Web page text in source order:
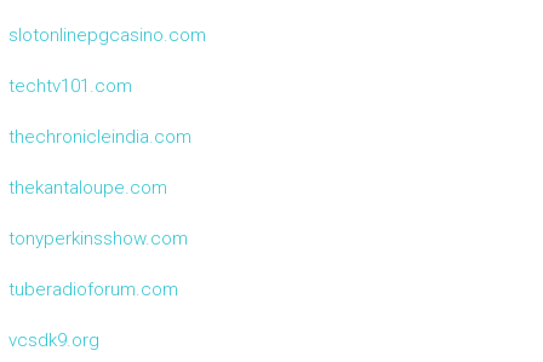
slotonlinepgcasino.com
techtv101.com
thechronicleindia.com
thekantaloupe.com
tonyperkinsshow.com
tuberadioforum.com
vcsdk9.org